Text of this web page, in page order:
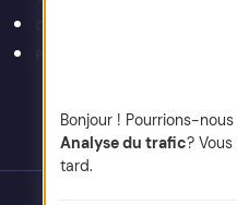
Bonjour ! Pourrions-
Analyse du trafic?
tard.